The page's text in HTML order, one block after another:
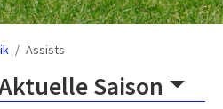
Assists
Saison